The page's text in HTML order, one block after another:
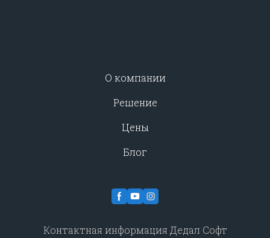
О компании
Решение
Цены
Блог
Контактная информация Дедал Софт